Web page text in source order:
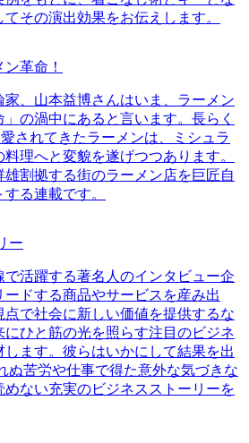
その演出効果をお伝えします。
革命！
家、山本益博さんはいま、ラーメン
の渦中にあると言います。長らく
されてきたラーメンは、ミシュラ
理へと変貌を遂げつつあります。
雄割拠する街のラーメン店を巨匠自
る連載です。
ー
で活躍する著名人のインタビュー企
ドする商品やサービスを産み出
点で社会に新しい価値を提供するな
にひと筋の光を照らす注目のビジネ
します。彼らはいかにして結果を出
ぬ苦労や仕事で得た意外な気づきな
めない充実のビジネスストーリーを